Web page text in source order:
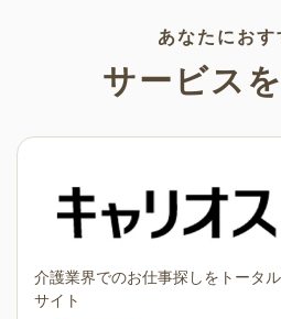
なシー
あなたにおす
サービス
介護業界でのお仕事探しをトータ
サイト